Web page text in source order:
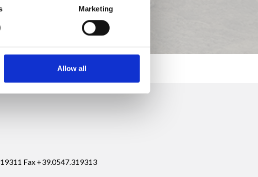
Marketing
Allow all
Fax +39.0547.319313